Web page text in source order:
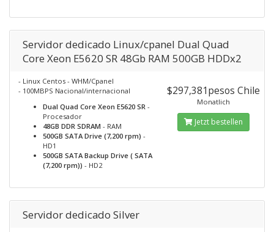
Servidor dedicado Linux/cpanel Dual Quad
Core Xeon E5620 SR 48Gb RAM 500GB HDDx2
- Linux Centos - WHM/Cpanel
- 100MBPS Nacional/internacional
Dual Quad Core Xeon E5620 SR -
Procesador
48GB DDR SDRAM - RAM
500GB SATA Drive (7,200 rpm) -
HD1
500GB SATA Backup Drive ( SATA
(7,200 rpm)) - HD2
$297,381pesos Chile
Monatlich
Jetzt bestellen
Servidor dedicado Silver